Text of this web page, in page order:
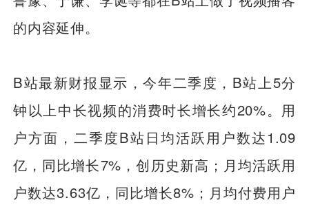
的内容延伸。
B站最新财报显示，今年二季度，B站上5分
钟以上中长视频的消费时长增长约20%。用
户方面，二季度B站日均活跃用户数达1.09
亿，同比增长7%，创历史新高；月均活跃用
户数达3.63亿，同比增长8%；月均付费用户